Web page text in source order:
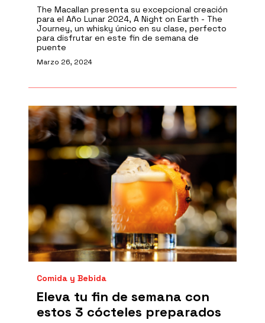
The Macallan presenta su excepcional creación
para el Año Lunar 2024, A Night on Earth - The
Journey, un whisky único en su clase, perfecto
para disfrutar en este fin de semana de
puente
Marzo 26, 2024
Comida y Bebida
Eleva tu fin de semana con
estos 3 cócteles preparados